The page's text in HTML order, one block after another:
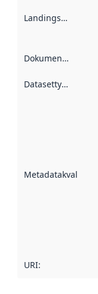
Landingsside
Dokumentasjon
Datasettype
Metadatakvalitet
URI: